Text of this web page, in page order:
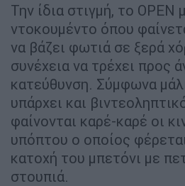
Την ίδια στιγμή, το
ντοκουμέντο όπου
να βάζει φωτιά σε ξερά
συνέχεια να τρέχει προς
κατεύθυνση. Σύμφωνα
υπάρχει και
φαίνονται καρέ-καρέ οι
υπόπτου ο οποίος
κατοχή του μπετόνι με
στουπιά.